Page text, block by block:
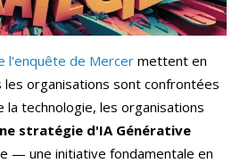
l'enquête de Mercer mettent en
les organisations sont confrontées
la technologie, les organisations
stratégie d'IA Générative
— une initiative fondamentale en